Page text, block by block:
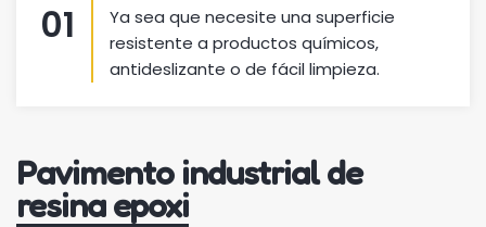
01
Ya sea que necesite una superficie
resistente a productos químicos,
antideslizante o de fácil limpieza.
Pavimento industrial de
resina epoxi